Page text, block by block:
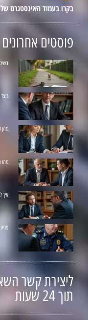
בקרו בעמוד האינסטגרם
פוסטים אחרונים
מהן
מהו
איך
ליצירת קשר
תוך 24 שעות